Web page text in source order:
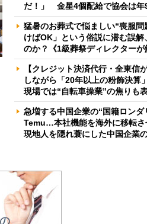
だ！」 金星4個配給で協会は年
猛暑のお葬式で悩ましい“喪服
けばOK」という俗説に潜む誤
のか？《1級葬祭ディレクターが
【クレジット決済代行・全東信
しながら「20年以上の粉飾決
現場では“自転車操業”の焦りも
急増する中国企業の“国籍ロン
Temu…本社機能を海外に移転
現地人を隠れ蓑にした中国企業